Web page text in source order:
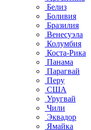
Белиз
Боливия
Бразилия
Венесуэла
Колумбия
Коста-Рика
Панама
Парагвай
Перу
США
Уругвай
Чили
Эквадор
Ямайка